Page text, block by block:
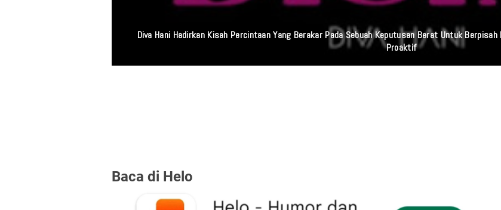
Miris! Propam Polda Sumut Dan Wasidik Ditreskrimum Diduga Permainkan
Baca di Helo